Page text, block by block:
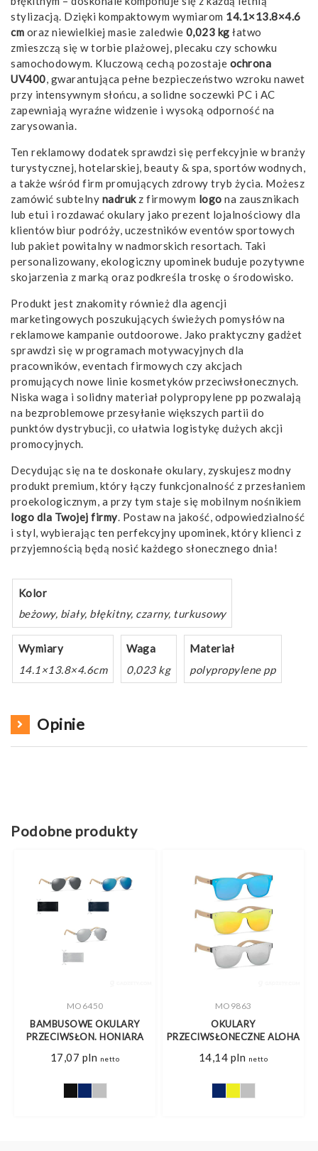
stylizacją. Dzięki kompaktowym wymiarom 14.1×13.8×4.6
cm oraz niewielkiej masie zaledwie 0,023 kg łatwo
zmieszczą się w torbie plażowej, plecaku czy schowku
samochodowym. Kluczową cechą pozostaje ochrona
UV400, gwarantująca pełne bezpieczeństwo wzroku nawet
przy intensywnym słońcu, a solidne soczewki PC i AC
zapewniają wyraźne widzenie i wysoką odporność na
zarysowania.
Ten reklamowy dodatek sprawdzi się perfekcyjnie w branży
turystycznej, hotelarskiej, beauty & spa, sportów wodnych,
a także wśród firm promujących zdrowy tryb życia. Możesz
zamówić subtelny nadrukz firmowym logo na zausznikach
lub etui i rozdawać okulary jako prezent lojalnościowy dla
klientów biur podróży, uczestników eventów sportowych
lub pakiet powitalny w nadmorskich resortach. Taki
personalizowany, ekologiczny upominek buduje pozytywne
skojarzenia z marką oraz podkreśla troskę o środowisko.
Produkt jest znakomity również dla agencji
marketingowych poszukujących świeżych pomysłów na
reklamowe kampanie outdoorowe. Jako praktyczny gadżet
sprawdzi się w programach motywacyjnych dla
pracowników, eventach firmowych czy akcjach
promujących nowe linie kosmetyków przeciwsłonecznych.
Niska waga i solidny materiał polypropylene pp pozwalają
na bezproblemowe przesyłanie większych partii do
punktów dystrybucji, co ułatwia logistykę dużych akcji
promocyjnych.
Decydując się na te doskonałe okulary, zyskujesz modny
produkt premium, który łączy funkcjonalność z przesłaniem
proekologicznym, a przy tym staje się mobilnym nośnikiem
logo dla Twojej firmy. Postaw na jakość, odpowiedzialność
i styl, wybierając ten perfekcyjny upominek, który klienci z
przyjemnością będą nosić każdego słonecznego dnia!
Kolor
beżowy, biały, błękitny, czarny, turkusowy
Wymiary
14.1×13.8×4.6cm
Waga
0,023 kg
Materiał
polypropylene pp
Opinie
Podobne produkty
MO6450
BAMBUSOWE OKULARY
PRZECIWSŁON. HONIARA
17,07 pln netto
MO9863
OKULARY
PRZECIWSŁONECZNE ALOHA
14,14 pln netto